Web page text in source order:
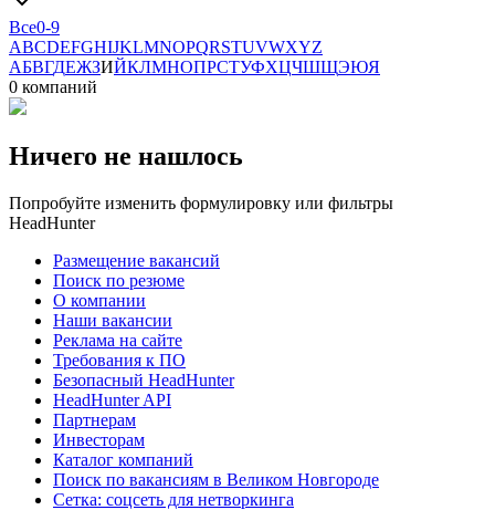
Все0-9
ABCDEFGHIJKLMNOPQRSTUVWXYZ
АБВГДЕЖЗИЙКЛМНОПРСТУФХЦЧШЩЭЮЯ
0 компаний
Ничего не нашлось
Попробуйте изменить формулировку или фильтры
HeadHunter
Размещение вакансий
Поиск по резюме
О компании
Наши вакансии
Реклама на сайте
Требования к ПО
Безопасный HeadHunter
HeadHunter API
Партнерам
Инвесторам
Каталог компаний
Поиск по вакансиям в Великом Новгороде
Сетка: соцсеть для нетворкинга